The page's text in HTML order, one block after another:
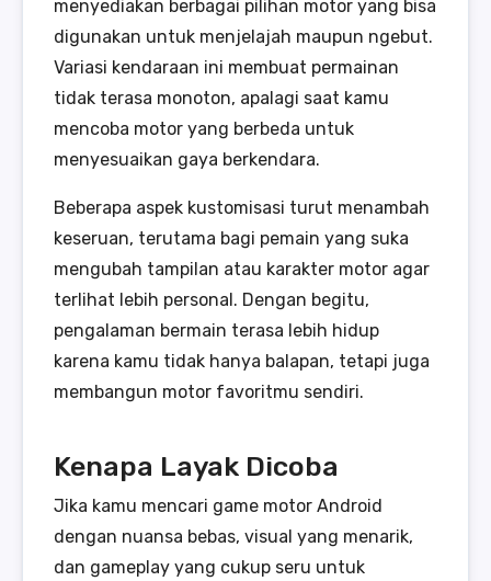
menyediakan berbagai pilihan motor yang bisa
digunakan untuk menjelajah maupun ngebut.
Variasi kendaraan ini membuat permainan
tidak terasa monoton, apalagi saat kamu
mencoba motor yang berbeda untuk
menyesuaikan gaya berkendara.
Beberapa aspek kustomisasi turut menambah
keseruan, terutama bagi pemain yang suka
mengubah tampilan atau karakter motor agar
terlihat lebih personal. Dengan begitu,
pengalaman bermain terasa lebih hidup
karena kamu tidak hanya balapan, tetapi juga
membangun motor favoritmu sendiri.
Kenapa Layak Dicoba
Jika kamu mencari game motor Android
dengan nuansa bebas, visual yang menarik,
dan gameplay yang cukup seru untuk